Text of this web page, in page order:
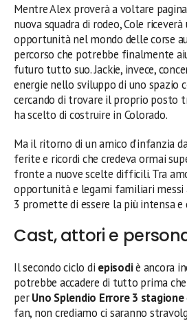
Mentre Alex proverà a voltare
nuova squadra di rodeo, Cole
opportunità nel mondo delle corse
percorso che potrebbe finalmente
futuro tutto suo. Jackie, invece,
energie nello sviluppo di uno spazio
cercando di trovare il proprio posto
ha scelto di costruire in Colorado.
Ma il ritorno di un amico d’infanzia
ferite e ricordi che credeva ormai
fronte a nuove scelte difficili. Tra
opportunità e legami familiari messi
3 promette di essere la più intensa e
Cast, attori e
Il secondo ciclo di episodiè ancora
potrebbe accadere di tutto prima
perUno Splendio Errore 3 stagione
fan, non crediamo ci saranno